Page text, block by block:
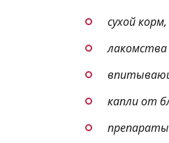
сухой
капли от